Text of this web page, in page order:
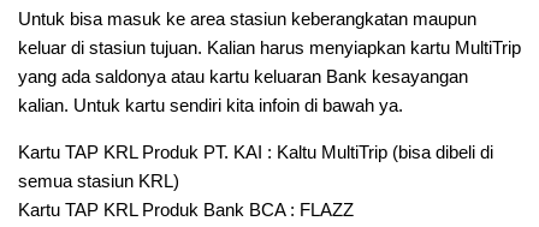
Untuk bisa masuk ke area stasiun keberangkatan maupun
keluar di stasiun tujuan. Kalian harus menyiapkan kartu MultiTrip
yang ada saldonya atau kartu keluaran Bank kesayangan
kalian. Untuk kartu sendiri kita infoin di bawah ya.
Kartu TAP KRL Produk PT. KAI : Kaltu MultiTrip (bisa dibeli di
semua stasiun KRL)
Kartu TAP KRL Produk Bank BCA : FLAZZ